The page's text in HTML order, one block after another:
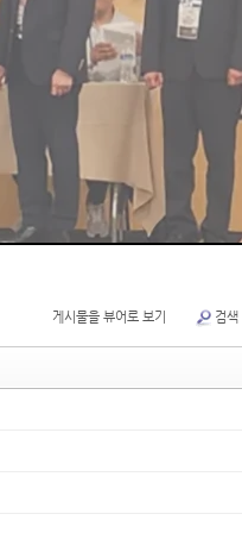
게시물을 뷰어로 보기 검색